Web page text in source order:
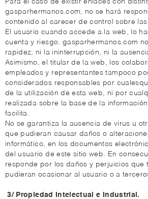
Para el caso de existir enlaces con
gasparhermanos.com, no se hará
contenido al carecer de control sobre las
El usuario cuando accede a la web, lo
cuenta y riesgo. gasparhermanos.com
rapidez, ni la ininterrupción, ni la
Asimismo, el titular de la web, los
empleados y representantes tampoco
considerados responsables por
de la utilización de esta web, ni por
realizada sobre la base de la
facilita.
No se garantiza la ausencia de virus u
que pudieran causar daños o
informático, en los documentos
del usuario de este sitio web. En
responde por los daños y perjuicios que
pudieran ocasionar al usuario o a
3/ Propiedad Intelectual e Industrial.